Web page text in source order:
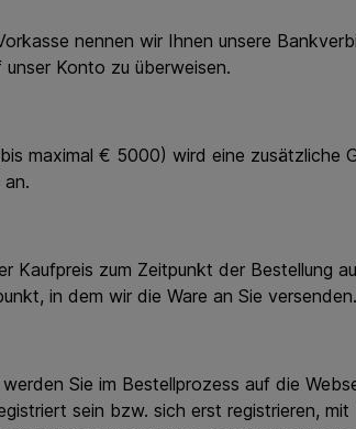
nennen wir Ihnen unsere
Konto zu überweisen.
€ 5000) wird eine zusätzliche
zum Zeitpunkt der Bestellung
in dem wir die Ware an Sie versenden.
Sie im Bestellprozess auf die
sein bzw. sich erst registrieren,